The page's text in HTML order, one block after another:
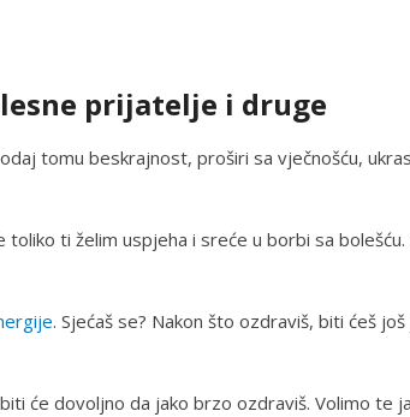
prijatelje i druge
tomu beskrajnost, proširi sa vječnošću,
toliko ti želim uspjeha i sreće u borbi sa
. Sjećaš se? Nakon što ozdraviš, biti ćeš
će dovoljno da jako brzo ozdraviš. Volimo te